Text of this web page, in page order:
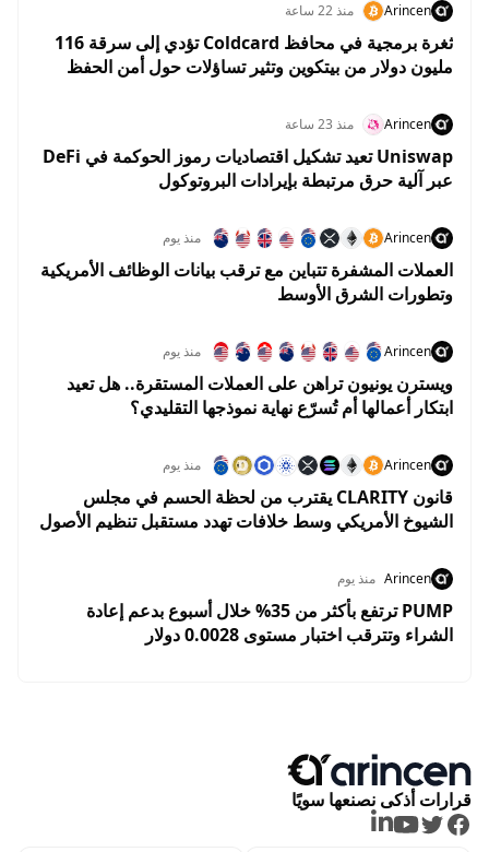
Arincen منذ 22 ساعة
ثغرة برمجية في محافظ Coldcard تؤدي إلى سرقة 116
مليون دولار من بيتكوين وتثير تساؤلات حول أمن الحفظ
Arincen منذ 23 ساعة
Uniswap تعيد تشكيل اقتصاديات رموز الحوكمة في DeFi
عبر آلية حرق مرتبطة بإيرادات البروتوكول
Arincen منذ يوم
العملات المشفرة تتباين مع ترقب بيانات الوظائف الأمريكية
وتطورات الشرق الأوسط
Arincen منذ يوم
ويسترن يونيون تراهن على العملات المستقرة.. هل تعيد
ابتكار أعمالها أم تُسرّع نهاية نموذجها التقليدي؟
Arincen منذ يوم
قانون CLARITY يقترب من لحظة الحسم في مجلس
الشيوخ الأمريكي وسط خلافات تهدد مستقبل تنظيم الأصول
Arincen منذ يوم
PUMP ترتفع بأكثر من 35% خلال أسبوع بدعم إعادة
الشراء وتترقب اختبار مستوى 0.0028 دولار
قرارات أذكى نصنعها سويًا
Facebook
Twitter
Youtube
LinkedIn